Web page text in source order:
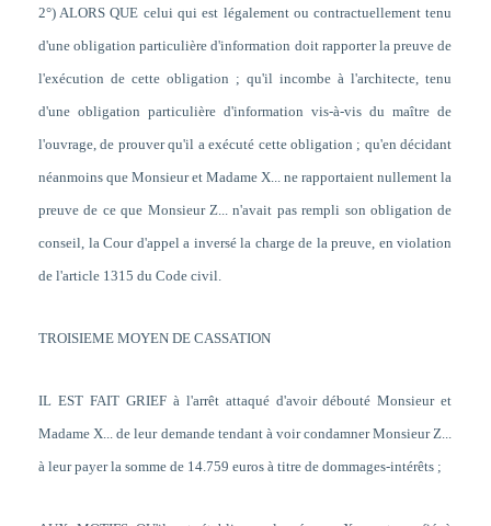
2°) ALORS QUE celui qui est légalement ou contractuellement tenu
d'une obligation particulière d'information doit rapporter la preuve de
l'exécution de cette obligation ; qu'il incombe à l'architecte, tenu
d'une obligation particulière d'information vis-à-vis du maître de
l'ouvrage, de prouver qu'il a exécuté cette obligation ; qu'en décidant
néanmoins que Monsieur et Madame X... ne rapportaient nullement la
preuve de ce que Monsieur Z... n'avait pas rempli son obligation de
conseil, la Cour d'appel a inversé la charge de la preuve, en violation
de l'article 1315 du Code civil.
TROISIEME MOYEN DE CASSATION
IL EST FAIT GRIEF à l'arrêt attaqué d'avoir débouté Monsieur et
Madame X... de leur demande tendant à voir condamner Monsieur Z...
à leur payer la somme de 14.759 euros à titre de dommages-intérêts ;